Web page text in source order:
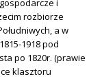
rozbiorze
a w
1918 pod
po 1820r. (prawie
klasztoru